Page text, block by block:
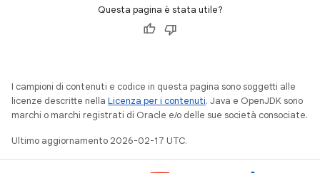
Questa pagina è stata utile?
I campioni di contenuti e codice in questa pagina sono soggetti alle
licenze descritte nella Licenza per i contenuti. Java e OpenJDK sono
marchi o marchi registrati di Oracle e/o delle sue società consociate.
Ultimo aggiornamento 2026-02-17 UTC.